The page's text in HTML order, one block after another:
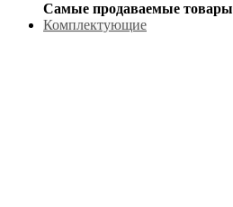
Самые продаваемые товары
Комплектующие